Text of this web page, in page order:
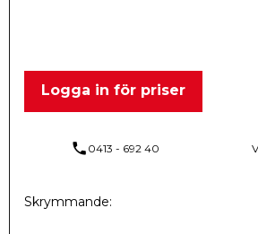
Logga in för priser
phone 0413 - 692 40
Skrymmande